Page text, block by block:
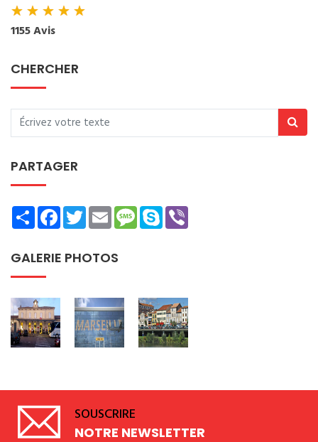
★★★★★
1155 Avis
CHERCHER
PARTAGER
ShareFacebookTwitterEmailMessage
Skype
GALERIE PHOTOS
SOUSCRIRE
NOTRE NEWSLETTER